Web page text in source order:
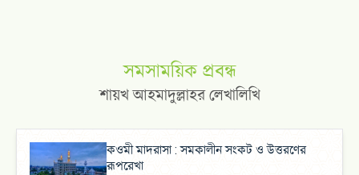
সমসাময়িক প্রবন্ধ
শায়খ আহমাদুল্লাহর লেখালিখি
কওমী মাদরাসা : সমকালীন সংকট ও উত্তরণের
রূপরেখা